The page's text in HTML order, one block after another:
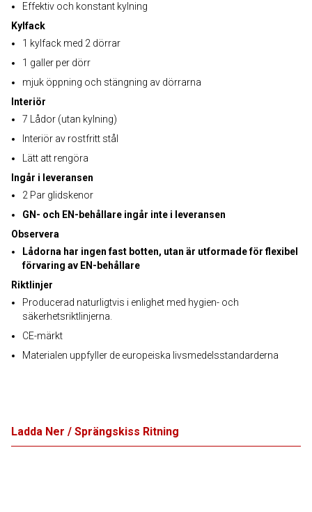
Effektiv och konstant kylning
Kylfack
1 kylfack med 2 dörrar
1 galler per dörr
mjuk öppning och stängning av dörrarna
Interiör
7 Lådor (utan kylning)
Interiör av rostfritt stål
Lätt att rengöra
Ingår i leveransen
2 Par glidskenor
GN- och EN-behållare ingår inte i leveransen
Observera
Lådorna har ingen fast botten, utan är utformade för flexibel
förvaring av EN-behållare
Riktlinjer
Producerad naturligtvis i enlighet med hygien- och
säkerhetsriktlinjerna.
CE-märkt
Materialen uppfyller de europeiska livsmedelsstandarderna
Ladda Ner / Sprängskiss Ritning